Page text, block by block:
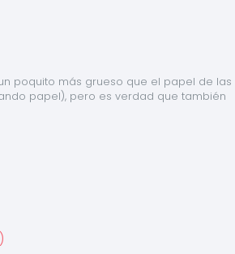
poquito más grueso que el papel de las
papel), pero es verdad que también